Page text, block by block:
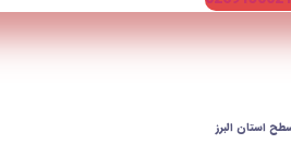
استان البرز​